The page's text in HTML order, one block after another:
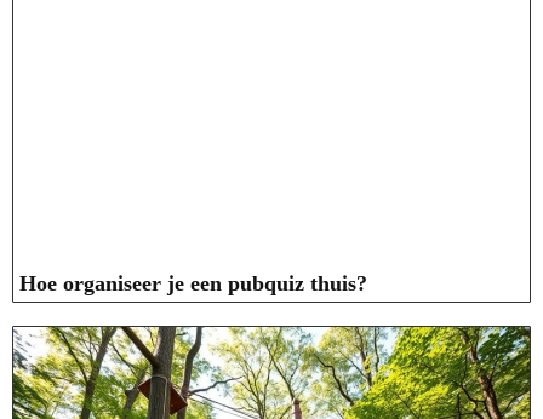
Hoe organiseer je een pubquiz thuis?